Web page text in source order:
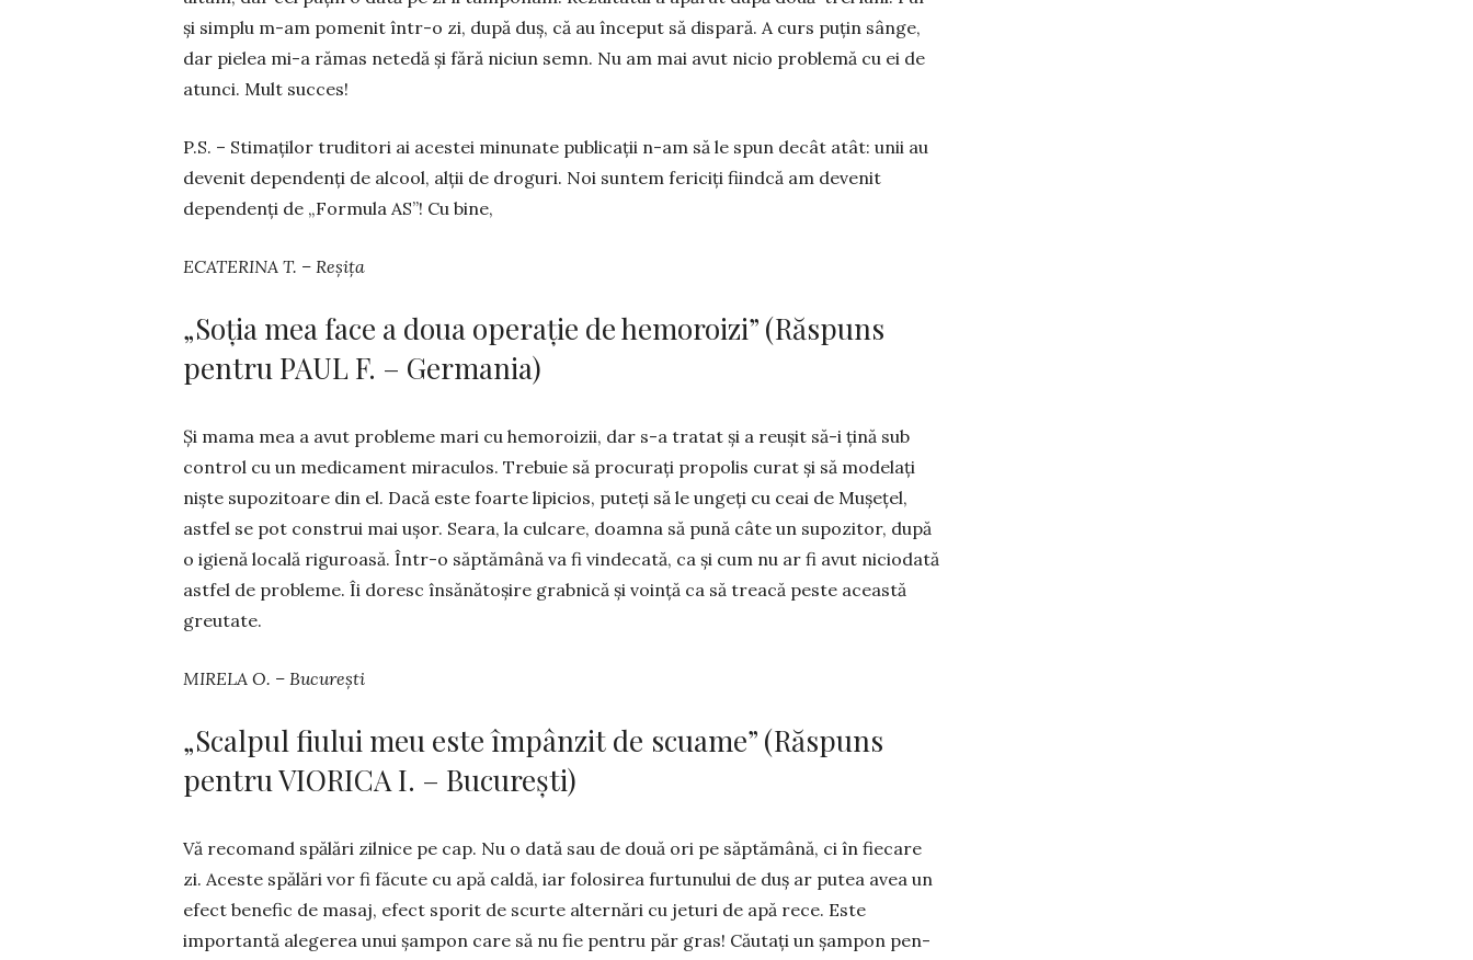
și simplu m-am pomenit în­tr-o zi, după duș, că au început să dis­pară. A curs puțin sânge,
dar pielea mi-a rămas netedă și fără niciun semn. Nu am mai avut nicio problemă cu ei de
atunci. Mult succes!
P.S. – Stimaților truditori ai acestei mi­nunate pu­bli­cații n-am să le spun de­cât atât: unii au
devenit de­pen­denți de alcool, alții de droguri. Noi suntem fe­riciți fiindcă am devenit
dependenți de „Formula AS”! Cu bine,
ECATERINA T. – Reșița
„Soția mea face a doua operație de hemoroizi” (Răspuns
pentru PAUL F. – Germania)
Și mama mea a avut probleme mari cu hemo­roizii, dar s-a tratat și a reușit să-i țină sub
control cu un me­­dicament miraculos. Trebuie să procu­rați pro­po­lis curat și să modelați
niște supozi­toare din el. Da­că este foarte li­picios, puteți să le ungeți cu ceai de Mu­șețel,
astfel se pot construi mai ușor. Seara, la cul­ca­re, doamna să pună câte un supo­zi­tor, după
o igienă locală ri­gu­roasă. Într-o săptă­mână va fi vinde­cată, ca și cum nu ar fi avut ni­cio­dată
astfel de proble­me. Îi do­resc în­­sănă­toșire grabnică și vo­ință ca să treacă peste această
gre­u­tate.
MIRELA O. – București
„Scalpul fiului meu este împânzit de scuame” (Răspuns
pentru VIORICA I. – București)
Vă recomand spălări zilnice pe cap. Nu o dată sau de două ori pe săptămână, ci în fiecare
zi. Aceste spălări vor fi făcute cu apă caldă, iar folosirea fur­tu­nului de duș ar putea avea un
efect benefic de masaj, efect sporit de scurte alternări cu jeturi de apă rece. Este
importantă alegerea unui șampon care să nu fie pentru păr gras! Că­utați un șampon pen­